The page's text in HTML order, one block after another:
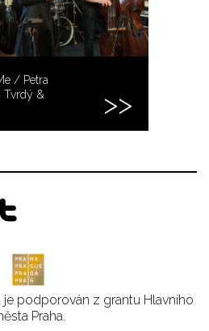
/ Petra
Tvrdý &
podporován z grantu Hlavního
Praha.